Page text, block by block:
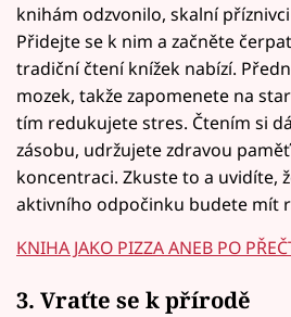
knihám odzvonilo, skalní
Přidejte se k nim a začněte
tradiční čtení knížek nabízí.
mozek, takže zapomenete na
tím redukujete stres. Čtením si
zásobu, udržujete zdravou
koncentraci. Zkuste to a uvidíte,
aktivního odpočinku budete mít
KNIHA JAKO PIZZA ANEB PO
3. Vraťte se k přírodě